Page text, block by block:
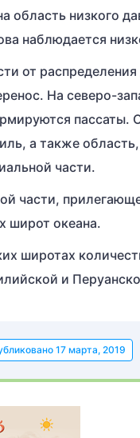
область низкого
наблюдается
от
На северо-
пассаты.
а также
части.
части,
широт океана.
широтах
и
17 марта, 2019